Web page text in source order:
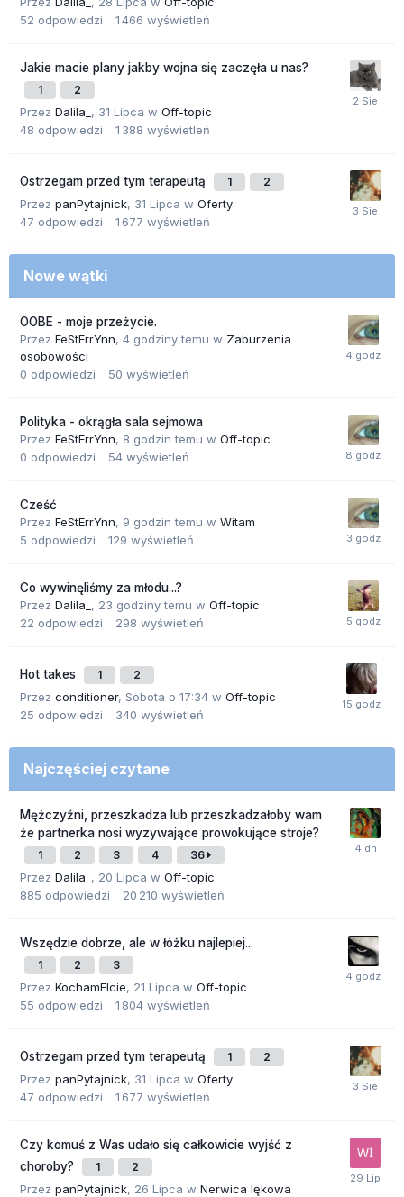
52 odpowiedzi 1 466 wyświetleń
Jakie macie plany jakby wojna się zaczęła u nas?
1 2
Przez Dalila_ , 31 Lipca w Off-topic
48 odpowiedzi 1 388 wyświetleń
Ostrzegam przed tym terapeutą 1 2
Przez panPytajnick, 31 Lipca w Oferty
47 odpowiedzi 1 677 wyświetleń
Nowe wątki
OOBE - moje przeżycie.
Przez FeStErrYnn, 4 godziny temu w Zaburzenia
osobowości
0 odpowiedzi 50 wyświetleń
Polityka - okrągła sala sejmowa
Przez FeStErrYnn, 8 godzin temu w Off-topic
0 odpowiedzi 54 wyświetleń
Cześć
Przez FeStErrYnn, 9 godzin temu w Witam
5 odpowiedzi 129 wyświetleń
Co wywinęliśmy za młodu...?
Przez Dalila_ , 23 godziny temu w Off-topic
22 odpowiedzi 298 wyświetleń
Hot takes 1 2
Przez conditioner, Sobota o 17:34 w Off-topic
25 odpowiedzi 340 wyświetleń
Najczęściej czytane
Mężczyźni, przeszkadza lub przeszkadzałoby wam
że partnerka nosi wyzywające prowokujące stroje?
1 2 3 4 36
Przez Dalila_ , 20 Lipca w Off-topic
885 odpowiedzi 20 210 wyświetleń
Wszędzie dobrze, ale w łóżku najlepiej...
1 2 3
Przez KochamElcie, 21 Lipca w Off-topic
55 odpowiedzi 1 804 wyświetleń
Ostrzegam przed tym terapeutą 1 2
Przez panPytajnick, 31 Lipca w Oferty
47 odpowiedzi 1 677 wyświetleń
Czy komuś z Was udało się całkowicie wyjść z
choroby?
1 2
Przez panPytajnick, 26 Lipca w Nerwica lękowa